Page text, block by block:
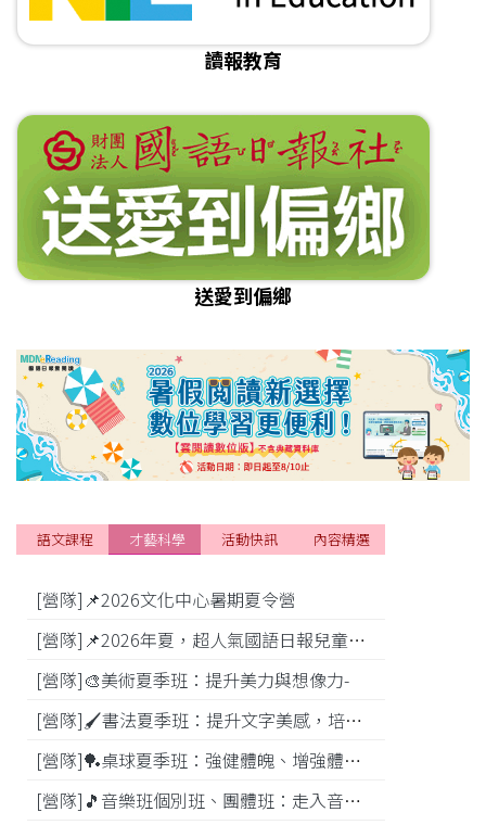
讀報教育
送愛到偏鄉
[營隊]📌2026文化中心暑期夏令營
[營隊]📌2026年夏，超人氣國語日報兒童商學院搶先報！
[營隊]🎨美術夏季班：提升美力與想像力-
[營隊]🖌️書法夏季班：提升文字美感，培養專注力—
[營隊]️🏓桌球夏季班：強健體魄、增強體能---
[營隊]🎵️音樂班個別班、團體班：走入音樂世界-
語文課程 才藝科學 活動快訊 內容精選